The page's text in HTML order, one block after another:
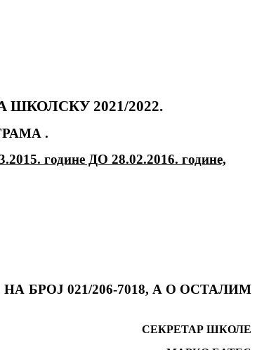
2021/2022.
.
ДО 28.02.2016. године,
БРОЈ 021/206-7018, А О ОСТАЛИМ
СЕКРЕТАР ШКОЛЕ